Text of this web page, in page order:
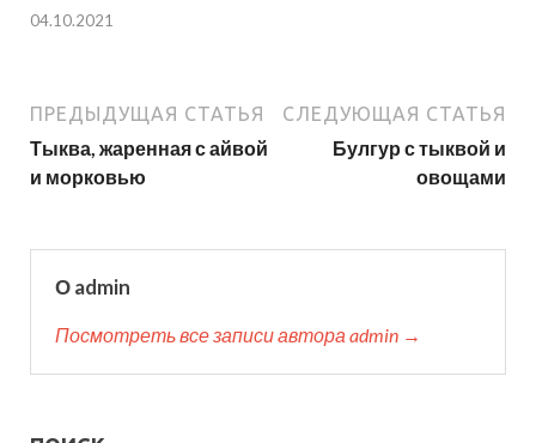
04.10.2021
ПРЕДЫДУЩАЯ СТАТЬЯ
Тыква, жаренная с айвой
и морковью
СЛЕДУЮЩАЯ СТАТЬЯ
Булгур с тыквой и
овощами
О admin
Посмотреть все записи автора admin →